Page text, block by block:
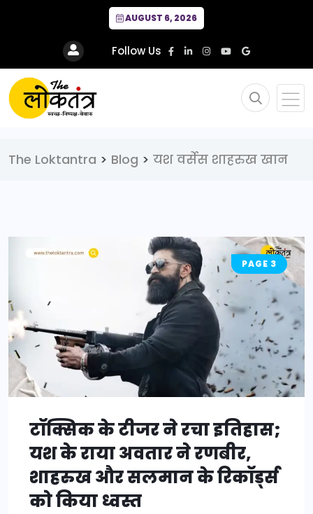
AUGUST 6, 2026
Follow Us
The Loktantra > Blog > यश वर्सेस शाहरुख खान
PAGE 3
टॉक्सिक के टीजर ने रचा इतिहास;
यश के राया अवतार ने रणबीर,
शाहरुख और सलमान के रिकॉर्ड्स
को किया ध्वस्त